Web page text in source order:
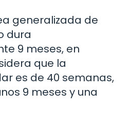
generalizada de
dura
9 meses, en
que la
es de 40 semanas,
9 meses y una